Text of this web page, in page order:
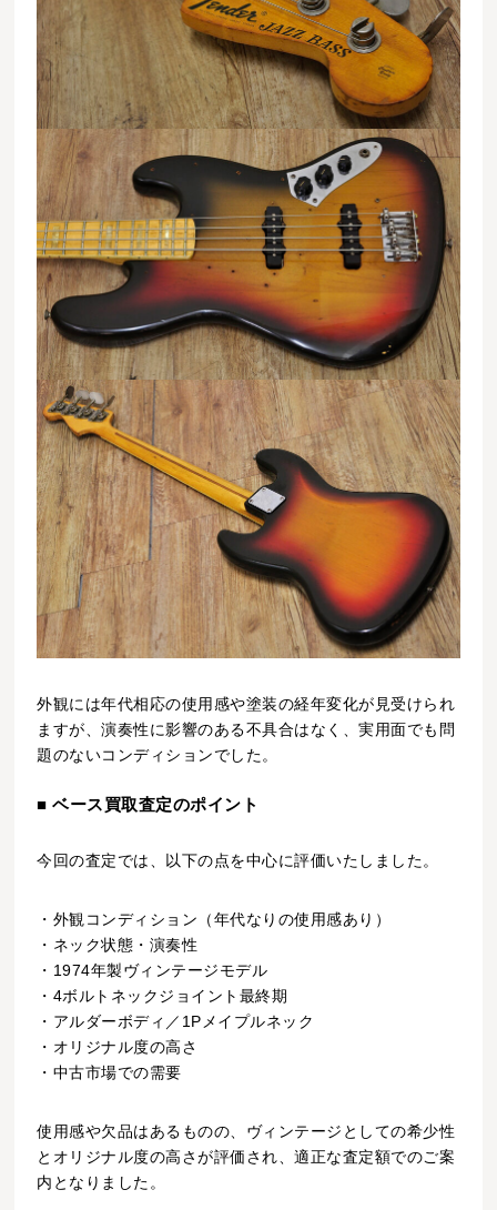
外観には年代相応の使用感や塗装の経年変化が見受けられ
ますが、演奏性に影響のある不具合はなく、実用面でも問
題のないコンディションでした。
■ ベース買取査定のポイント
今回の査定では、以下の点を中心に評価いたしました。
・外観コンディション（年代なりの使用感あり）
・ネック状態・演奏性
・1974年製ヴィンテージモデル
・4ボルトネックジョイント最終期
・アルダーボディ／1Pメイプルネック
・オリジナル度の高さ
・中古市場での需要
使用感や欠品はあるものの、ヴィンテージとしての希少性
とオリジナル度の高さが評価され、適正な査定額でのご案
内となりました。